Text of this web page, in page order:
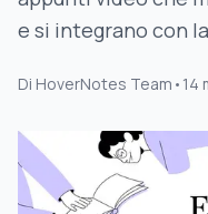
e si integrano con
Di HoverNotes Team • 14